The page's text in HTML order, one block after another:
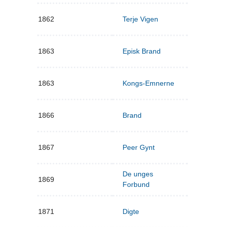
1862 Terje Vigen
1863 Episk Brand
1863 Kongs-Emnerne
1866 Brand
1867 Peer Gynt
1869
De unges
Forbund
1871 Digte